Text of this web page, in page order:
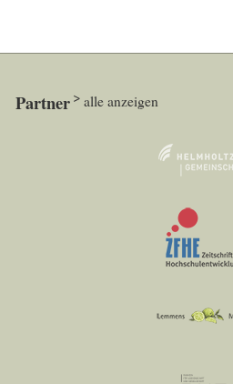
Partner alle anzeigen